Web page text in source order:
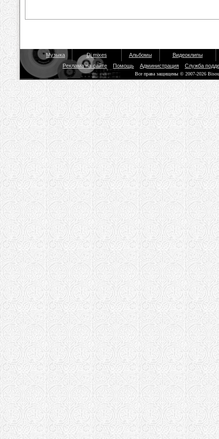
Музыка Dj mixes Альбомы
Видеоклипы
Реклама на сайте
Помощь Администрация Служба
Все права защищены © 2007-2026